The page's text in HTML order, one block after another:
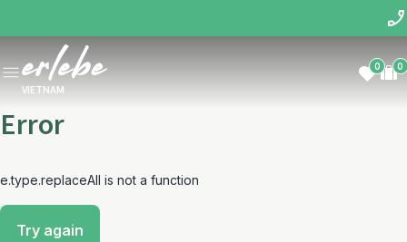
VIETNAM
0 0
Error
e.type.replaceAll is not a function
Try again